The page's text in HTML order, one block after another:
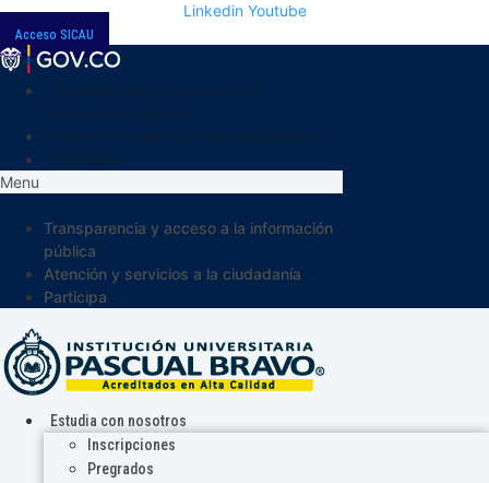
Linkedin Youtube
Acceso SICAU
Menu
Transparencia y acceso a la información
pública
Atención y servicios a la ciudadanía
Participa
Estudia con nosotros
Inscripciones
Pregrados